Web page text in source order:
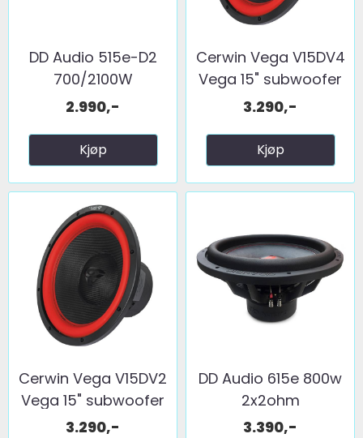
DD Audio 515e-D2
700/2100W
2.990,-
Kjøp
Cerwin Vega V15DV4
Vega 15" subwoofer
...
3.290,-
Kjøp
Cerwin Vega V15DV2
Vega 15" subwoofer
...
3.290,-
DD Audio 615e 800w
2x2ohm
3.390,-